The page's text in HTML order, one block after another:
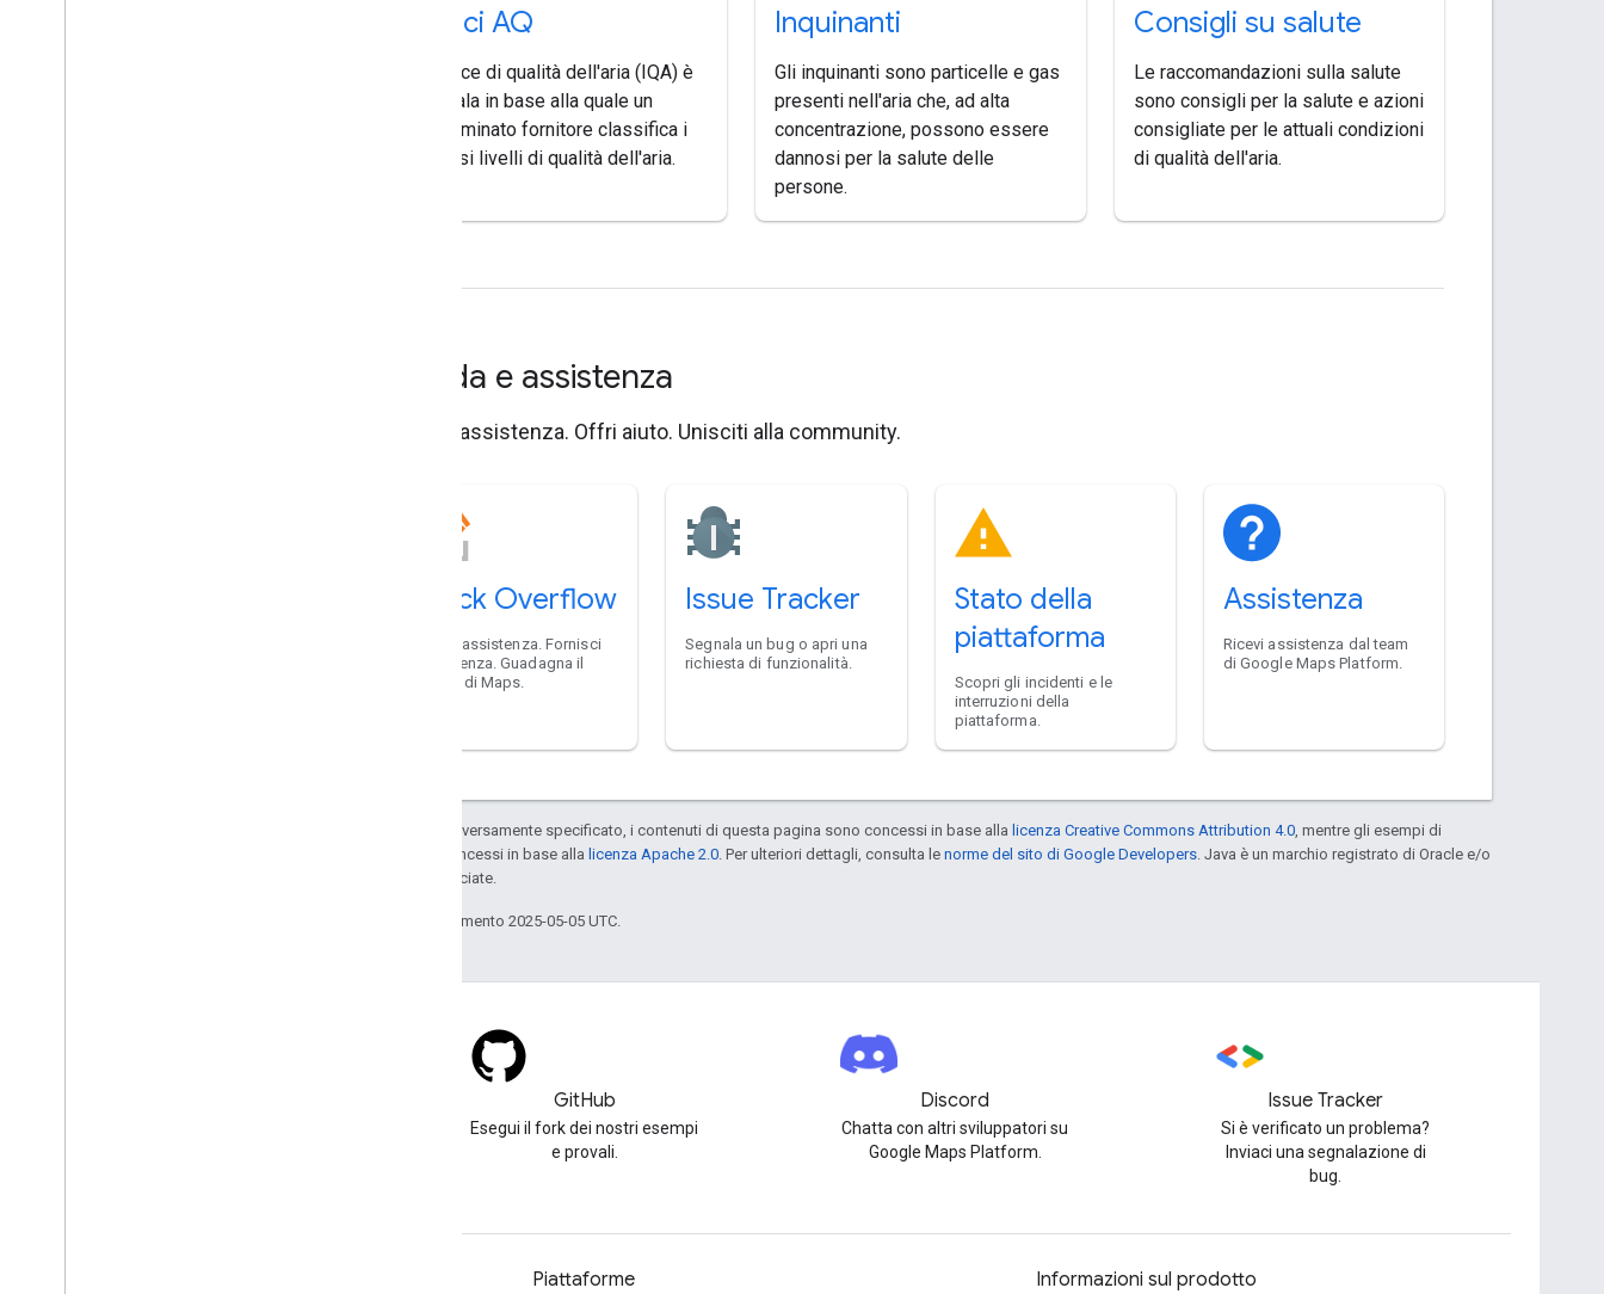
Indici AQ
L'indice di qualità dell'aria (IQA) è
la scala in base alla quale un
determinato fornitore classifica i
diversi livelli di qualità dell'aria.
Inquinanti
Gli inquinanti sono particelle e gas
presenti nell'aria che, ad alta
concentrazione, possono essere
dannosi per la salute delle
persone.
Consigli su salute
Le raccomandazioni sulla salute
sono consigli per la salute e azioni
consigliate per le attuali condizioni
di qualità dell'aria.
Guida e assistenza
Ricevi assistenza. Offri aiuto. Unisciti alla community.
Stack Overflow
Ricevi assistenza. Fornisci
assistenza. Guadagna il
karma di Maps.
Issue Tracker
Segnala un bug o apri una
richiesta di funzionalità.
Stato della
piattaforma
Scopri gli incidenti e le
interruzioni della
piattaforma.
Assistenza
Ricevi assistenza dal team
di Google Maps Platform.
Salvo quando diversamente specificato, i contenuti di questa pagina sono concessi in base alla licenza Creative Commons Attribution 4.0, mentre gli esempi di
codice sono concessi in base alla licenza Apache 2.0. Per ulteriori dettagli, consulta le norme del sito di Google Developers. Java è un marchio registrato di Oracle e/o
delle sue consociate.
Ultimo aggiornamento 2025-05-05 UTC.
GitHub
Esegui il fork dei nostri esempi
e provali.
Discord
Chatta con altri sviluppatori su
Google Maps Platform.
Issue Tracker
Si è verificato un problema?
Inviaci una segnalazione di
bug.
Piattaforme Informazioni sul prodotto